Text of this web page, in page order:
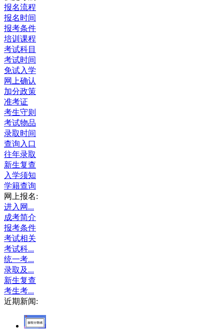
报名流程
报名时间
报考条件
培训课程
考试科目
考试时间
免试入学
网上确认
加分政策
准考证
考生守则
考试物品
录取时间
查询入口
往年录取
新生复查
入学须知
学籍查询
网上报名:
进入网...
成考简介
报考条件
考试相关
考试科...
统一考...
录取及...
新生复查
考生考...
近期新闻: